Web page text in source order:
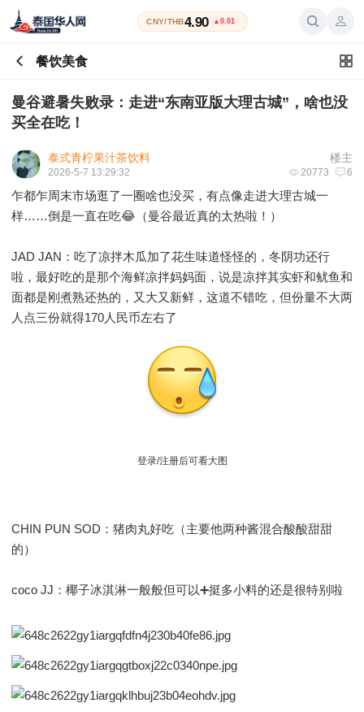
CNY/THB4.90 ▲0.01
餐饮美食
曼谷避暑失败录：走进“东南亚版大理古城”，啥也没
买全在吃！
楼主
泰式青柠果汁茶饮料
20773 6
2026-5-7 13:29:32
乍都乍周末市场逛了一圈啥也没买，有点像走进大理古城一
样……倒是一直在吃😂（曼谷最近真的太热啦！）
JAD JAN：吃了凉拌木瓜加了花生味道怪怪的，冬阴功还行
啦，最好吃的是那个海鲜凉拌妈妈面，说是凉拌其实虾和鱿鱼和
面都是刚煮熟还热的，又大又新鲜，这道不错吃，但份量不大两
人点三份就得170人民币左右了
登录/注册后可看大图
CHIN PUN SOD：猪肉丸好吃（主要他两种酱混合酸酸甜甜
的）
coco JJ：椰子冰淇淋一般般但可以➕挺多小料的还是很特别啦